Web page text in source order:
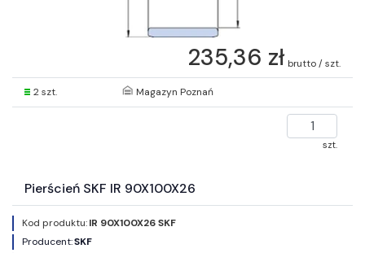
235,36 zł brutto / szt.
2 szt. Magazyn Poznań
szt.
Pierścień SKF IR 90X100X26
Kod produktu:IR 90X100X26 SKF
Producent:SKF